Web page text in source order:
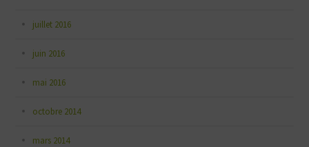
juillet 2016
juin 2016
mai 2016
octobre 2014
mars 2014